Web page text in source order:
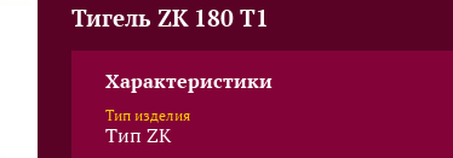
Тигель ZK 180 T1
Характеристики
Тип изделия
Тип ZK